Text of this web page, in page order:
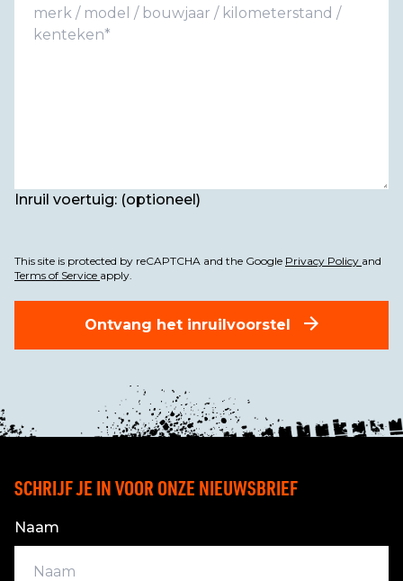
Inruil voertuig: (optioneel)
This site is protected by reCAPTCHA and the Google Privacy Policy and
Terms of Service apply.
Ontvang het inruilvoorstel
SCHRIJF JE IN VOOR ONZE NIEUWSBRIEF
Naam